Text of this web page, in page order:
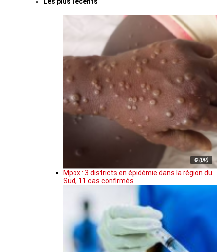
Les plus récents
© (DR)
Mpox : 3 districts en épidémie dans la région du
Sud, 11 cas confirmés